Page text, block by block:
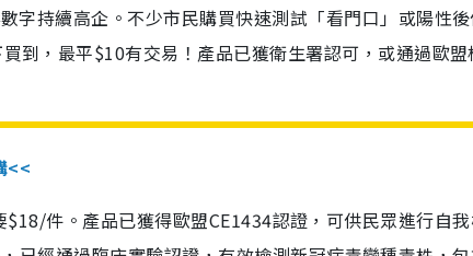
字持續高企。不少市民購買快速測試「看門口」或陽性
到，最平$10有交易！產品已獲衛生署認可，或通過歐盟
<<
件。產品已獲得歐盟CE1434認證，可供民眾進行自